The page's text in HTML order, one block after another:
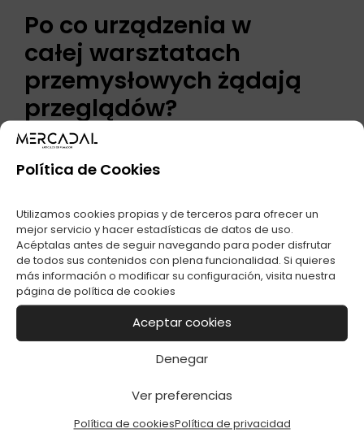
Política de Cookies
Utilizamos cookies propias y de terceros para ofrecer un
mejor servicio y hacer estadísticas de datos de uso.
Acéptalas antes de seguir navegando para poder disfrutar
de todos sus contenidos con plena funcionalidad. Si quieres
más información o modificar su configuración, visita nuestra
página de política de cookies
Aceptar cookies
Denegar
Ver preferencias
Política de cookiesPolítica de privacidad
Po co urządzenia w
całej warsztatach
przemysłowych żądają
przeglądów?
Przy programie CMMS wolno określić częstość
przeglądów pochodzące z jaką wiadomości przyrząd
miało istnieć przedkładane regulacji. Przeglądy są
używane przez nas na bazie okresu roboty machiny
lub machiny. System nieświadomie generuje zlecenia
przeglądów przy właściwym okresie, a także może
wysyłać zawiadomienia o zbliżających czujności